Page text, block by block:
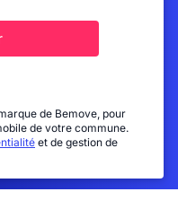
de Bemove, pour
de votre commune.
et de gestion de